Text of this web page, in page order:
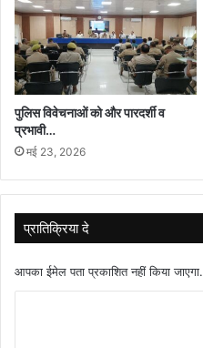
न्याय
दिलाया
पुलिस विवेचनाओं को और पारदर्शी व
प्रभावी…
मई 23, 2026
प्रातिक्रिया दे
आपका ईमेल पता प्रकाशित नहीं किया जाएगा.